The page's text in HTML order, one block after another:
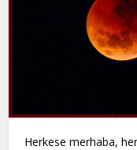
Herkese merhaba,